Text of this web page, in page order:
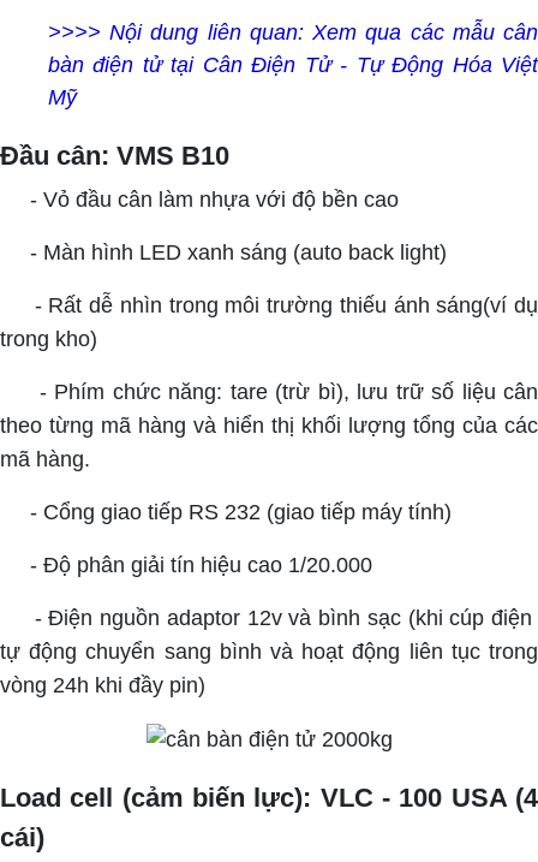
>>>> Nội dung liên quan:Xem qua các mẫu cân
bàn điện tử tại Cân Điện Tử - Tự Động Hóa Việt
Mỹ
Đầu cân: VMS B10
- Vỏ đầu cân làm nhựa với độ bền cao
- Màn hình LED xanh sáng (auto back light)
- Rất dễ nhìn trong môi trường thiếu ánh sáng(ví dụ
trong kho)
- Phím chức năng: tare (trừ bì), lưu trữ số liệu cân
theo từng mã hàng và hiển thị khối lượng tổng của các
mã hàng.
- Cổng giao tiếp RS 232 (giao tiếp máy tính)
- Độ phân giải tín hiệu cao 1/20.000
- Điện nguồn adaptor 12v và bình sạc (khi cúp điện
tự động chuyển sang bình và hoạt động liên tục trong
vòng 24h khi đầy pin)
Load cell (cảm biến lực): VLC - 100 USA (4
cái)